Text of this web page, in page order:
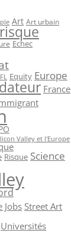
Art Art urbain
Echec
Equity Europe
France
Valley et l'Europe
Risque Science
Jobs Street Art
Universités